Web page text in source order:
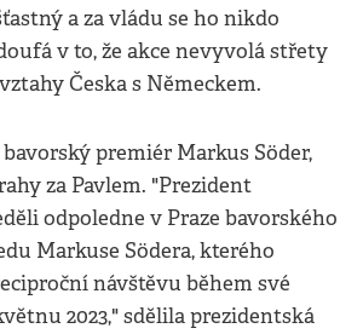
a za vládu se ho nikdo
v to, že akce nevyvolá střety
Česka s Německem.
premiér Markus Söder,
za Pavlem. "Prezident
odpoledne v Praze bavorského
Markuse Södera, kterého
návštěvu během své
2023," sdělila prezidentská